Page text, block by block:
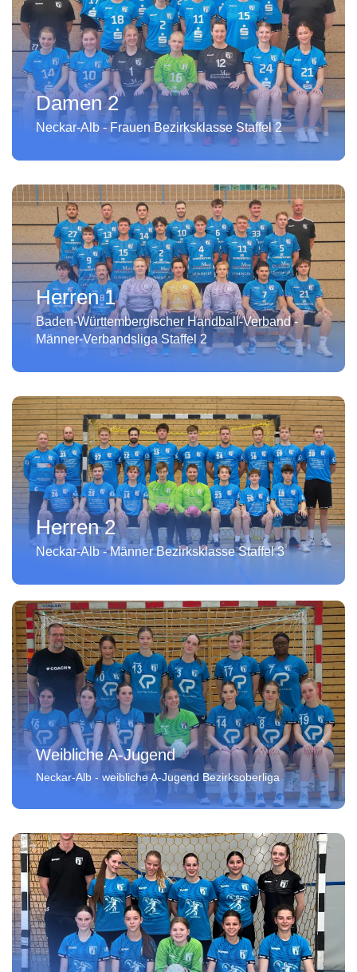
Damen 2
Neckar-Alb - Frauen Bezirksklasse Staffel 2
Herren 1
Baden-Württembergischer Handball-Verband -
Männer-Verbandsliga Staffel 2
Herren 2
Neckar-Alb - Männer Bezirksklasse Staffel 3
Weibliche A-Jugend
Neckar-Alb - weibliche A-Jugend Bezirksoberliga